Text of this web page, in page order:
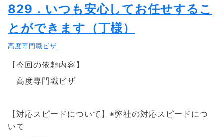
829．いつも安心してお任せするこ
とができます（丁様）
高度専門職ビザ
【今回の依頼内容】
高度専門職ビザ
【対応スピードについて】※弊社の対応スピードにつ
いて